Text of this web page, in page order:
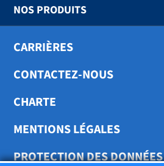
NOS PRODUITS
CARRIÈRES
CONTACTEZ-NOUS
CHARTE
MENTIONS LÉGALES
PROTECTION DES DONNÉES